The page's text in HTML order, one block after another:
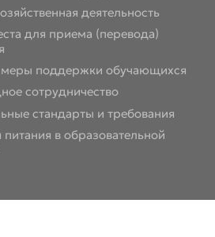
деятельность
для приема (перевода)
меры поддержки обучающихся
сотрудничество
стандарты и требования
в образовательной